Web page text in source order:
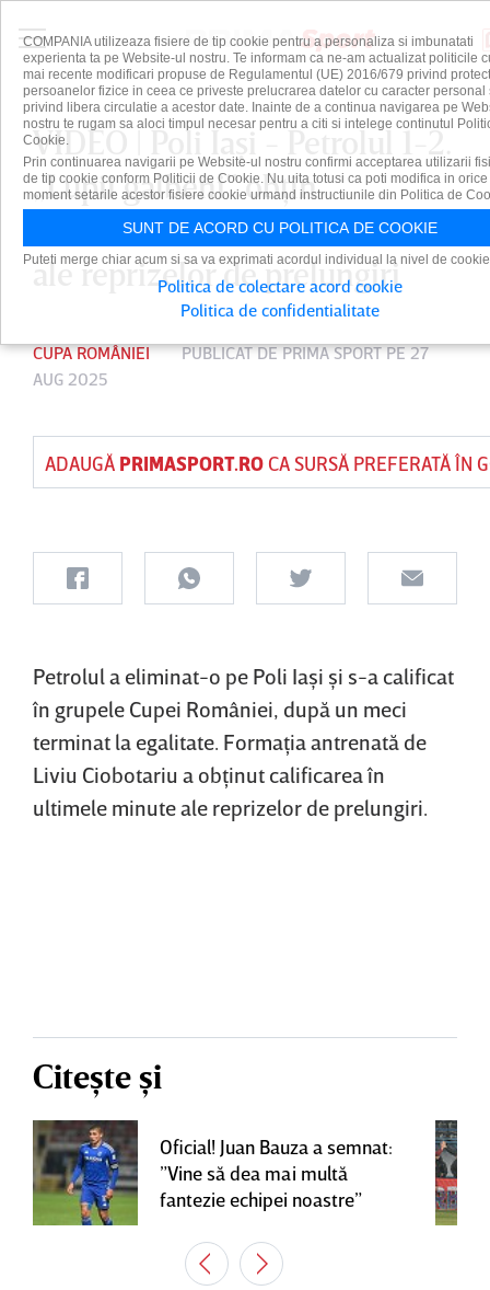
VIDEO | Poli Iaşi - Petrolul 1-2.
„Lupii galbeni” obţin
calificarea în ultimele minute
ale reprizelor de prelungiri
CUPA ROMÂNIEI PUBLICAT DEPRIMA SPORTPE 27
AUG 2025
ADAUGĂ PRIMASPORT.ROCA SURSĂ PREFERATĂ ÎN
Petrolul a eliminat-o pe Poli Iaşi şi s-a calificat
în grupele Cupei României, după un meci
terminat la egalitate. Formaţia antrenată de
Liviu Ciobotariu a obţinut calificarea în
ultimele minute ale reprizelor de prelungiri.
Citește și
Oficial! Juan Bauza a semnat:
”Vine să dea mai multă
fantezie echipei noastre”
COMPANIA utilizeaza fisiere de tip cookie pentru a personaliza si imbunatati
experienta ta pe Website-ul nostru. Te informam ca ne-am actualizat politicile
mai recente modificari propuse de Regulamentul (UE) 2016/679 privind
persoanelor fizice in ceea ce priveste prelucrarea datelor cu caracter personal
privind libera circulatie a acestor date. Inainte de a continua navigarea pe
nostru te rugam sa aloci timpul necesar pentru a citi si intelege continutul
Cookie.
Prin continuarea navigarii pe Website-ul nostru confirmi acceptarea utilizarii
de tip cookie conform Politicii de Cookie. Nu uita totusi ca poti modifica in orice
moment setarile acestor fisiere cookie urmand instructiunile din Politica de
SUNT DE ACORD CU POLITICA DE COOKIE
Puteti merge chiar acum si sa va exprimati acordul individual la nivel de
Politica de colectare acord cookie
Politica de confidentialitate